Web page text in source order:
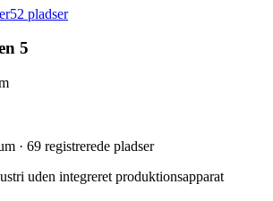
52 pladser
5
· 69 registrerede pladser
uden integreret produktionsapparat